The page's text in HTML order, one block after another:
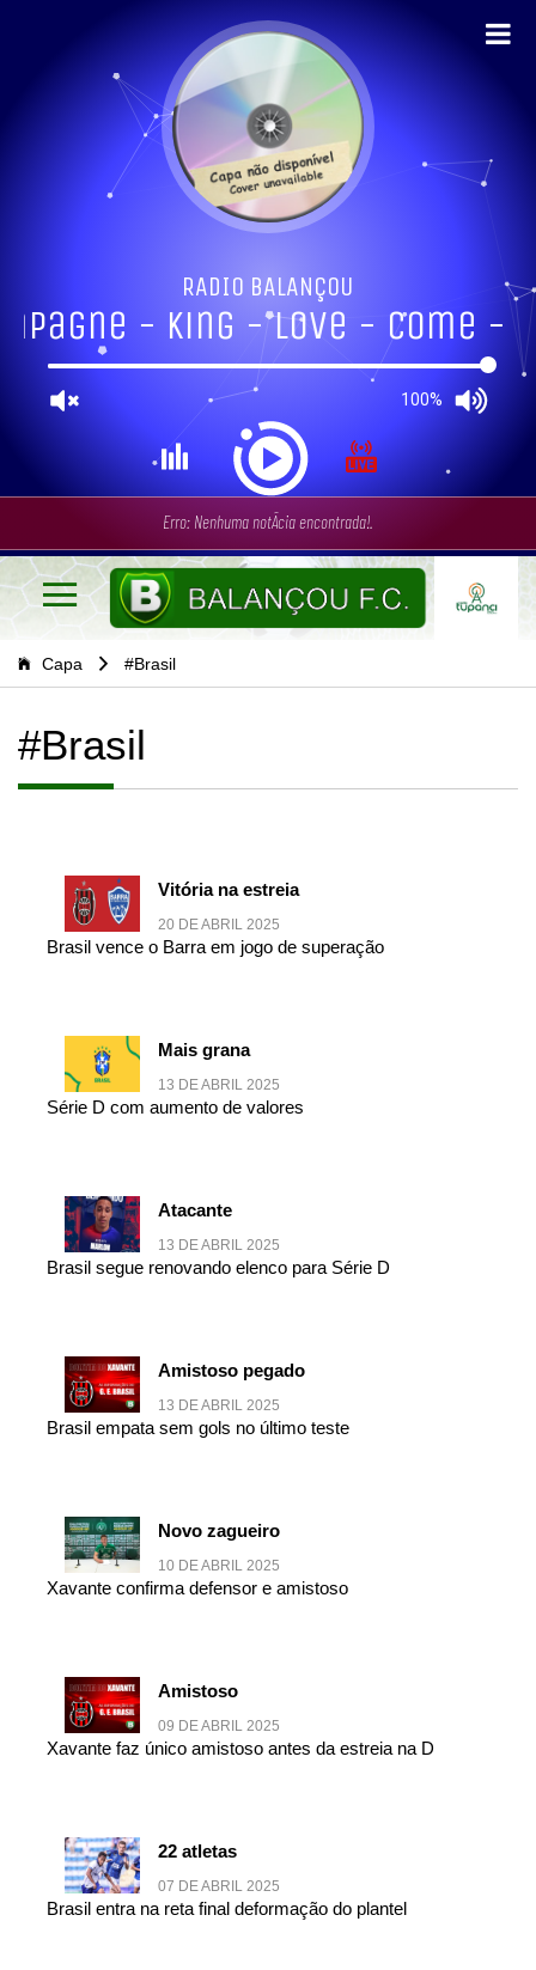
Capa #Brasil
#Brasil
Vitória na estreia
20 DE ABRIL 2025
Brasil vence o Barra em jogo de superação
Mais grana
13 DE ABRIL 2025
Série D com aumento de valores
Atacante
13 DE ABRIL 2025
Brasil segue renovando elenco para Série D
Amistoso pegado
13 DE ABRIL 2025
Brasil empata sem gols no último teste
Novo zagueiro
10 DE ABRIL 2025
Xavante confirma defensor e amistoso
Amistoso
09 DE ABRIL 2025
Xavante faz único amistoso antes da estreia na D
22 atletas
07 DE ABRIL 2025
Brasil entra na reta final deformação do plantel